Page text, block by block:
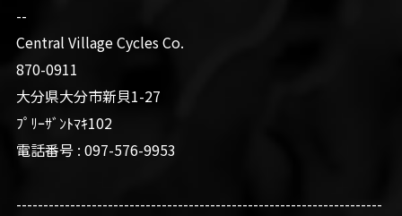
--
Central Village Cycles Co.
870-0911
大分県大分市新貝1-27
ﾌﾟﾘｰｻﾞﾝﾄﾏｷ102
電話番号 : 097-576-9953
--------------------------------------------------------------------